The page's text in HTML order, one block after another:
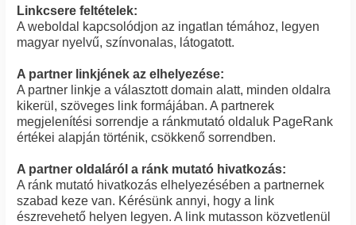
Linkcsere feltételek:
A weboldal kapcsolódjon az ingatlan témához, legyen
magyar nyelvű, színvonalas, látogatott.
A partner linkjének az elhelyezése:
A partner linkje a választott domain alatt, minden oldalra
kikerül, szöveges link formájában. A partnerek
megjelenítési sorrendje a ránkmutató oldaluk PageRank
értékei alapján történik, csökkenő sorrendben.
A partner oldaláról a ránk mutató hivatkozás:
A ránk mutató hivatkozás elhelyezésében a partnernek
szabad keze van. Kérésünk annyi, hogy a link
észrevehető helyen legyen. A link mutasson közvetlenül